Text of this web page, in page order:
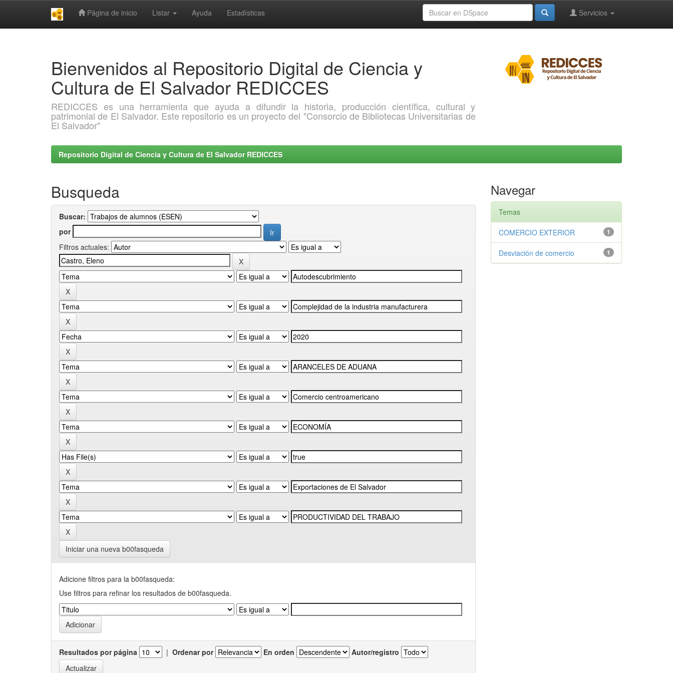
Página de inicio Listar Ayuda Estadísticas Servicios
Bienvenidos al Repositorio Digital de Ciencia y
Cultura de El Salvador REDICCES
REDICCES es una herramienta que ayuda a difundir la historia, producción científica, cultural y
patrimonial de El Salvador. Este repositorio es un proyecto del "Consorcio de Bibliotecas Universitarias de
El Salvador"
Repositorio Digital de Ciencia y Cultura de El Salvador REDICCES
Busqueda
Buscar:
por
Filtros actuales:
Iniciar una nueva b00fasqueda
Adicione filtros para la b00fasqueda:
Use filtros para refinar los resultados de b00fasqueda.
Resultados por página | Ordenar por En orden Autor/registro
Navegar
Temas
1
COMERCIO EXTERIOR
1
Desviación de comercio